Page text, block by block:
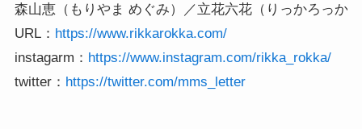
森山恵（もりやま めぐみ）／立花六花（りっかろっか）
URL：
https://www.rikkarokka.com/
instagarm：
https://www.instagram.com/rikka_rokka/
twitter： https://twitter.com/mms_letter